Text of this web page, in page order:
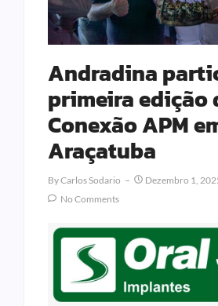
Andradina
primeira edição
Conexão APM
Araçatuba
ByCarlos Sodario
Dezembro 1,
No Comments